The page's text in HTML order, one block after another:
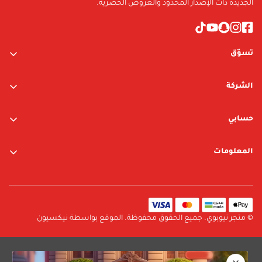
تسوّق
متجر نيوبوي
العلامات التجارية
الشركة
حسابي
المعلومات
سياسة الإرجاع والتبديل
الأسئلة الشائعة
الجديدة ذات الإصدار المحدود والعروض الحصرية.
© متجر نيوبوي. جميع الحقوق محفوظة. الموقع بواسطة نيكسيون